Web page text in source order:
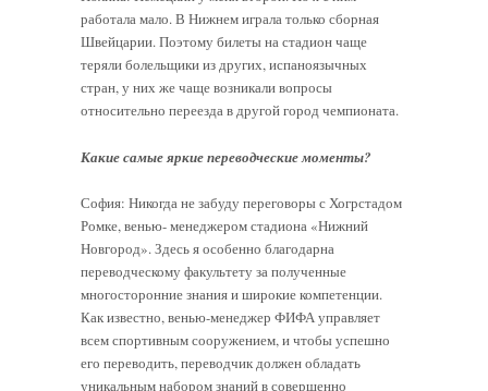
работала мало. В Нижнем играла только сборная
Швейцарии. Поэтому билеты на стадион чаще
теряли болельщики из других, испаноязычных
стран, у них же чаще возникали вопросы
относительно переезда в другой город чемпионата.
Какие самые яркие переводческие моменты?
София: Никогда не забуду переговоры с Хогрстадом
Ромке, венью- менеджером стадиона «Нижний
Новгород». Здесь я особенно благодарна
переводческому факультету за полученные
многосторонние знания и широкие компетенции.
Как известно, венью-менеджер ФИФА управляет
всем спортивным сооружением, и чтобы успешно
его переводить, переводчик должен обладать
уникальным набором знаний в совершенно